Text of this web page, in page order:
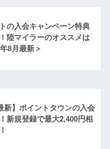
の入会キャンペーン特典
陸マイラーのオススメは
8月最新＞
新】ポイントタウンの入会
新規登録で最大2,400円相